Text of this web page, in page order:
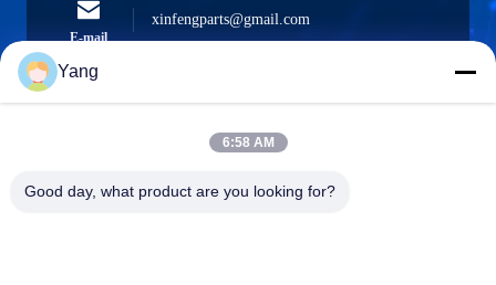
E-mail
xinfengparts@gmail.com
0086-189-9844-3486
Yang
6:58 AM
Good day, what product are you looking for?